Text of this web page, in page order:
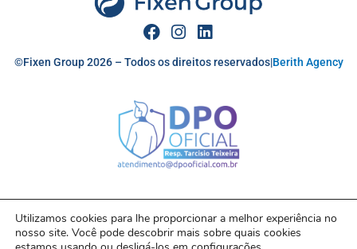
F
a
c
o
o
k
I
n
s
g
r
a
m
L
i
n
d
i
n
©Fixen Group 2026 – Todos os direitos reservados|Berith Agency
Utilizamos cookies para lhe proporcionar a melhor experiência no
nosso site. Você pode descobrir mais sobre quais cookies